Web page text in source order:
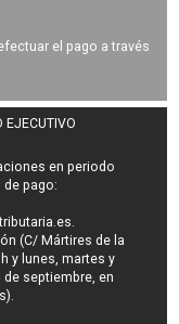
el pago a través
EJECUTIVO
en periodo
pago:
.
(C/ Mártires de la
y lunes, martes y
de septiembre, en